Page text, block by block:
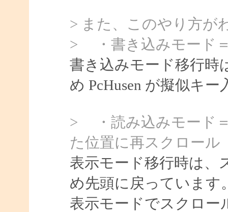
> また、このやり方が
> ・書き込みモード
書き込みモード移行時
め PcHusen が擬似キ
> ・読み込みモード
た位置に再スクロール
表示モード移行時は、
め先頭に戻っています
表示モードでスクロー